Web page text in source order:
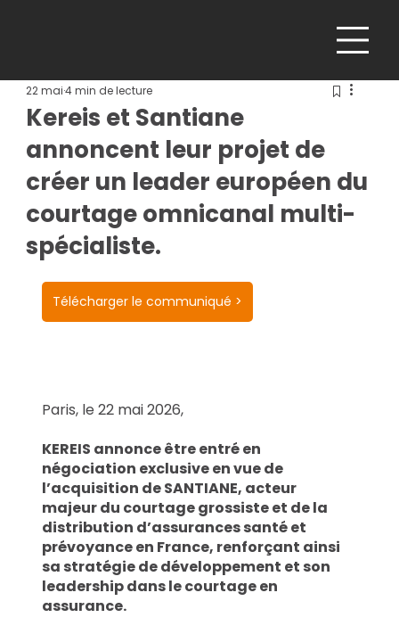
Kereis et Santiane
annoncent leur projet de
créer un leader européen du
courtage omnicanal multi-
spécialiste.
22 mai4 min de lecture
Télécharger le communiqué >
Paris, le 22 mai 2026,
KEREIS annonce être entré en
négociation exclusive en vue de
l’acquisition de SANTIANE, acteur
majeur du courtage grossiste et de la
distribution d’assurances santé et
prévoyance en France, renforçant ainsi
sa stratégie de développement et son
leadership dans le courtage en
assurance.